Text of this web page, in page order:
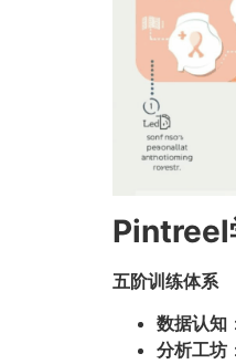
Pintreel
五阶训练体系
数据认知
分析工坊